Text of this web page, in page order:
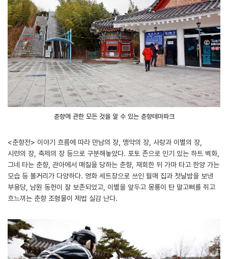
춘향에 관한 모든 것을 알 수 있는 춘향테마파크
<춘향전> 이야기 흐름에 따라 만남의 장, 맹약의 장, 사랑과 이별의 장,
시련의 장, 축제의 장 등으로 구분해놓았다. 포토 존으로 인기 있는 하트 벽화,
그네 타는 춘향, 관아에서 매질을 당하는 춘향, 재회한 뒤 가마 타고 한양 가는
모습 등 볼거리가 다양하다. 영화 세트장으로 쓰인 월매 집과 첫날밤을 보낸
부용당, 남원 동헌이 잘 보존되었고, 이별을 앞두고 몽룡이 탄 말고삐를 쥐고
흐느끼는 춘향 조형물이 제법 실감 난다.